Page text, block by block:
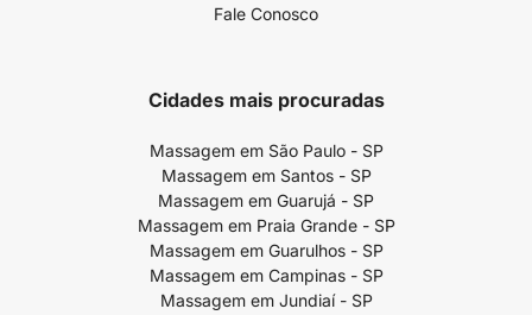
Fale Conosco
Cidades mais procuradas
Massagem em São Paulo - SP
Massagem em Santos - SP
Massagem em Guarujá - SP
Massagem em Praia Grande - SP
Massagem em Guarulhos - SP
Massagem em Campinas - SP
Massagem em Jundiaí - SP